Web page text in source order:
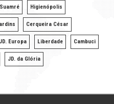
Suamré Higienópolis
Cerqueira César
JD. Europa Liberdade Cambuci
JD. da Glória